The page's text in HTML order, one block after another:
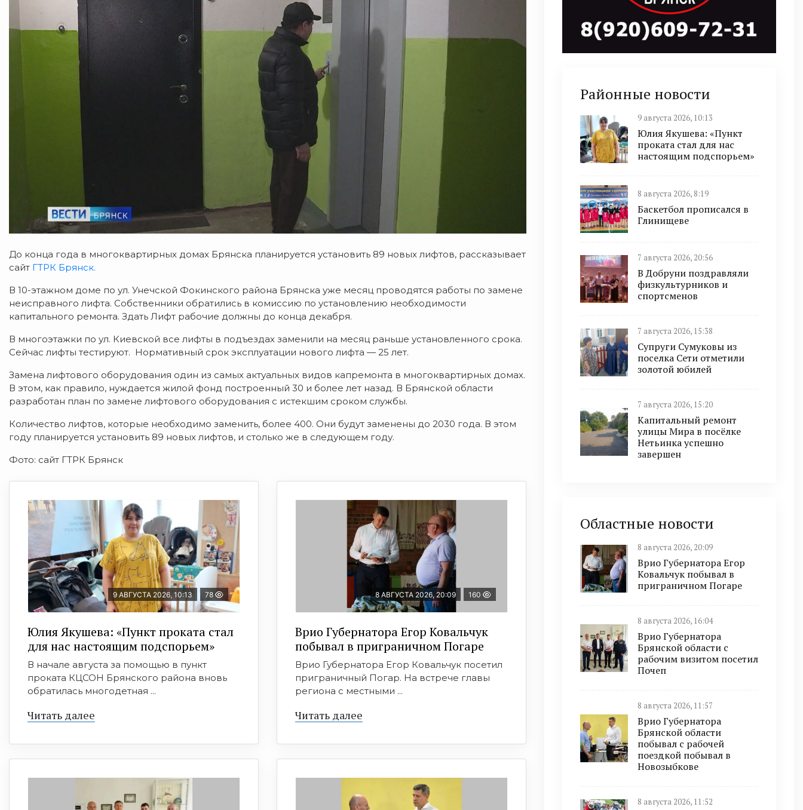
До конца года в многоквартирных домах Брянска планируется установить 89 новых лифтов, рассказывает
сайт ГТРК Брянск.
В 10-этажном доме по ул. Унечской Фокинского района Брянска уже месяц проводятся работы по замене
неисправного лифта. Собственники обратились в комиссию по установлению необходимости
капитального ремонта. Здать Лифт рабочие должны до конца декабря.
В многоэтажки по ул. Киевской все лифты в подъездах заменили на месяц раньше установленного срока.
Сейчас лифты тестируют. Нормативный срок эксплуатации нового лифта — 25 лет.
Замена лифтового оборудования один из самых актуальных видов капремонта в многоквартирных домах.
В этом, как правило, нуждается жилой фонд построенный 30 и более лет назад. В Брянской области
разработан план по замене лифтового оборудования с истекшим сроком службы.
Количество лифтов, которые необходимо заменить, более 400. Они будут заменены до 2030 года. В этом
году планируется установить 89 новых лифтов, и столько же в следующем году.
Фото: сайт ГТРК Брянск
9 АВГУСТА 2026, 10:13 78
Юлия Якушева: «Пункт проката стал
для нас настоящим подспорьем»
В начале августа за помощью в пункт
проката КЦСОН Брянского района вновь
обратилась многодетная ...
Читать далее
8 АВГУСТА 2026, 20:09 160
Врио Губернатора Егор Ковальчук
побывал в приграничном Погаре
Врио Губернатора Егор Ковальчук посетил
приграничный Погар. На встрече главы
региона с местными ...
Читать далее
Районные новости
9 августа 2026, 10:13
Юлия Якушева: «Пункт
проката стал для нас
настоящим подспорьем»
8 августа 2026, 8:19
Баскетбол прописался в
Глинищеве
7 августа 2026, 20:56
В Добруни поздравляли
физкультурников и
спортсменов
7 августа 2026, 15:38
Супруги Сумуковы из
поселка Сети отметили
золотой юбилей
7 августа 2026, 15:20
Капитальный ремонт
улицы Мира в посёлке
Нетьинка успешно
завершен
Областные новости
8 августа 2026, 20:09
Врио Губернатора Егор
Ковальчук побывал в
приграничном Погаре
8 августа 2026, 16:04
Врио Губернатора
Брянской области с
рабочим визитом посетил
Почеп
8 августа 2026, 11:57
Врио Губернатора
Брянской области
побывал с рабочей
поездкой побывал в
Новозыбкове
8 августа 2026, 11:52